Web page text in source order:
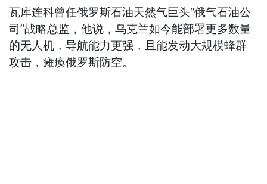
瓦库连科曾任俄罗斯石油天然气巨头“俄气石油公
司”战略总监，他说，乌克兰如今能部署更多数量
的无人机，导航能力更强，且能发动大规模蜂群
攻击，瘫痪俄罗斯防空。